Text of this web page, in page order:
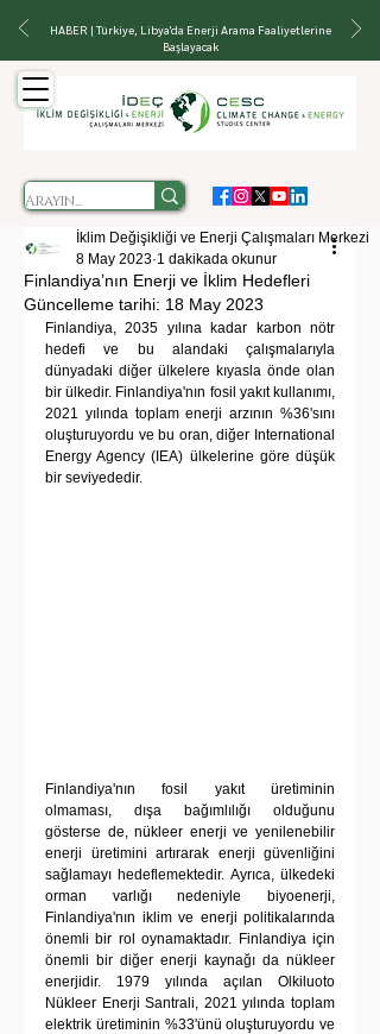
HABER | Türkiye, Libya'da Enerji Arama Faaliyetlerine
Başlayacak
Finlandiya’nın Enerji ve İklim Hedefleri
İklim Değişikliği ve Enerji Çalışmaları Merkezi
8 May 2023 1 dakikada okunur
Güncelleme tarihi: 18 May 2023
Finlandiya, 2035 yılına kadar karbon nötr
hedefi ve bu alandaki çalışmalarıyla
dünyadaki diğer ülkelere kıyasla önde olan
bir ülkedir. Finlandiya'nın fosil yakıt kullanımı,
2021 yılında toplam enerji arzının %36'sını
oluşturuyordu ve bu oran, diğer International
Energy Agency (IEA) ülkelerine göre düşük
bir seviyededir.
Finlandiya'nın fosil yakıt üretiminin
olmaması, dışa bağımlılığı olduğunu
gösterse de, nükleer enerji ve yenilenebilir
enerji üretimini artırarak enerji güvenliğini
sağlamayı hedeflemektedir. Ayrıca, ülkedeki
orman varlığı nedeniyle biyoenerji,
Finlandiya'nın iklim ve enerji politikalarında
önemli bir rol oynamaktadır. Finlandiya için
önemli bir diğer enerji kaynağı da nükleer
enerjidir. 1979 yılında açılan Olkiluoto
Nükleer Enerji Santrali, 2021 yılında toplam
elektrik üretiminin %33'ünü oluşturuyordu ve